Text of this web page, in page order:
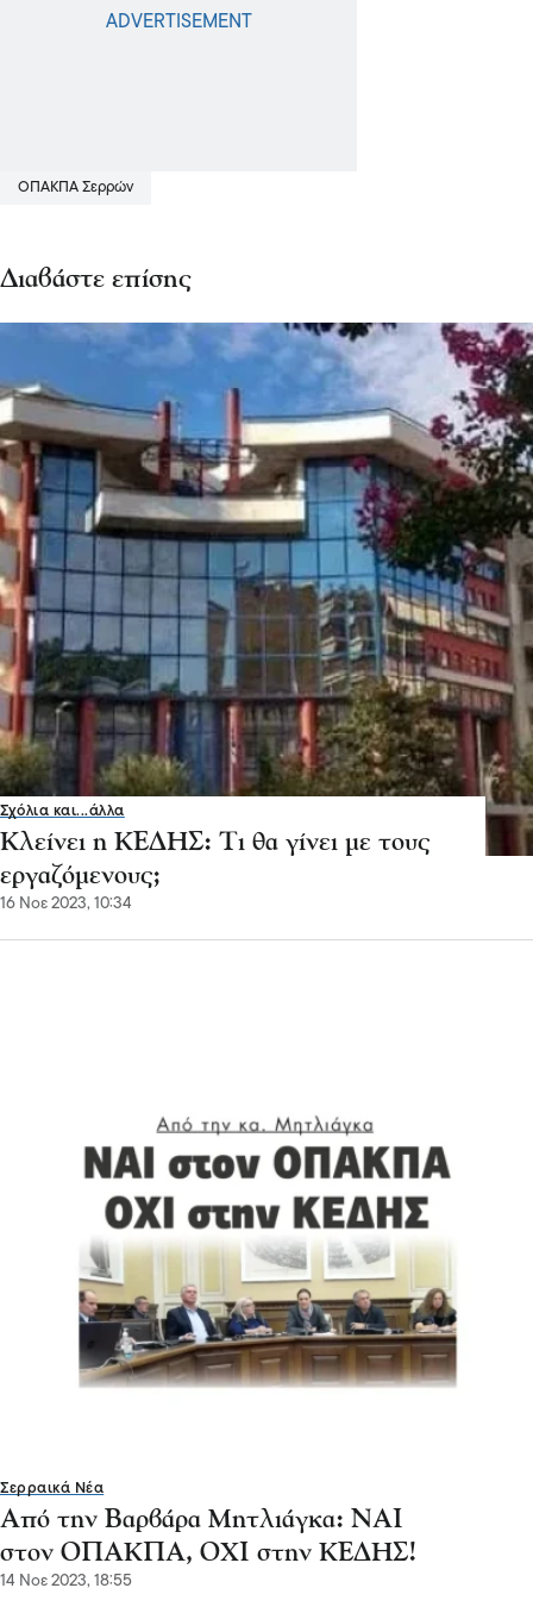
ΟΠΑΚΠΑ Σερρών
Διαβάστε επίσης
Σχόλια και...άλλα
Κλείνει η ΚΕΔΗΣ: Τι θα γίνει με τους
εργαζόμενους;
16 Νοε 2023, 10:34
Σερραικά Νέα
Από την Βαρβάρα Μητλιάγκα: ΝΑΙ
στον ΟΠΑΚΠΑ, ΟΧΙ στην ΚΕΔΗΣ!
14 Νοε 2023, 18:55